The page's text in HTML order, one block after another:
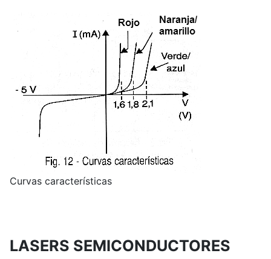
Curvas características
LASERS SEMICONDUCTORES